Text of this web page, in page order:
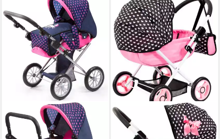
BAYER
Kombi-Puppenwagen City
Star Einhorn
BAYER
Puppenwagen Cosy, mit
Wickeltasche